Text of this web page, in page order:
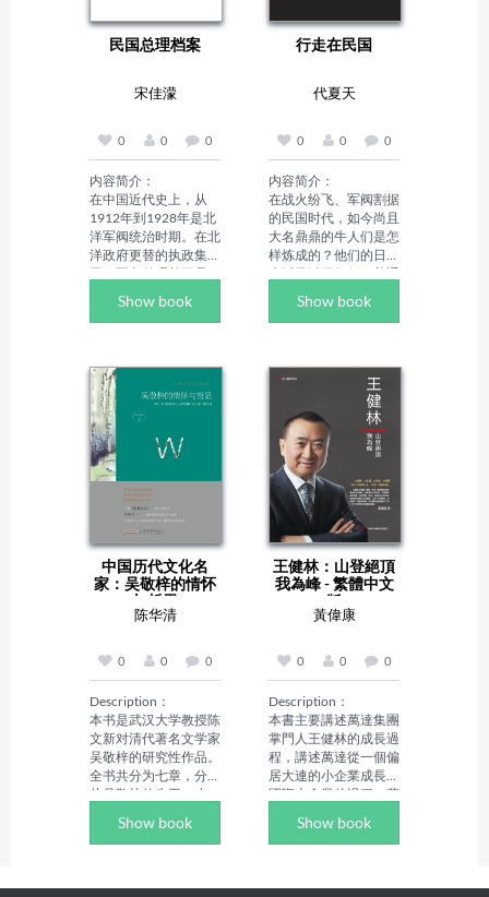
作者简介：
王辉，男，汉族，70
开封，喜爱老祖宗留下
的一切好东西，常年游
作，现居北京。作品有
《狼性战争》《和珅全
传》《曹劋全传》《大
太监李莲英》《微历史
百年家族》等。
民国总理档案
宋佳濛
0 0 0
内容简介：
在中国近代史上，从
1912年到1928年是北
洋军阀统治时期。在北
洋政府更替的执政集团
里，国务总理并不是一
的更迭与替换，最短命
北洋政府时期是一
段风起云涌的岁月，一
大批军阀政客、官僚名
流演绎了一段中国近代
风云变幻的历史，这一
时期的历届内阁总理更
成为影响那段历史的主
角。潮起潮落，跌宕起
伏，各色人等上演着一
出又一出喜剧、悲剧、
丑剧、闹剧。
Show book
行走在民国
代夏天
0 0 0
内容简介：
在战火纷飞、军阀割据
的民国时代，如今尚且
大名鼎鼎的牛人们是怎
样炼成的？他们的日常
生活又过得如何？普通
有多少？南京政府考公
来的？小学都没毕业的
文人，怎么才能当上大
学教授？扬名上海滩的
青帮，"家里" 有哪些规
矩？
作者简介：
代小无，本名周肖莉。
白羊座女子。因母亲姓
代，故有此笔名。毕业
于计算机系，却执意于
语言文字，性格既热忱
又僻冷，向往宽容、自
由的生活环境，尤爱民
国。小文偶见于报刊。
集腋成裘，便是《行走
Show book
中国历代文化名
家：吴敬梓的情怀
与哲思
陈华清
0 0 0
Description：
本书是武汉大学教授陈
文新对清代著名文学家
吴敬梓的研究性作品。
全书共分为七章，分别
从吴敬梓的生平、小
情怀及对后世的影响等
方面进行了全面而深入
曲折的人生经历以及贯
Show book
王健林：山登絕頂
我為峰 - 繁體中文
版
黃偉康
0 0 0
Description：
本書主要講述萬達集團
掌門人王健林的成長過
程，講述萬達從一個偏
居大連的小企業成長為
國際大企業的過程，著
戰略，致力於成為世界
性品牌的戰略，特別是
產模式"等為後續跟進
Show book